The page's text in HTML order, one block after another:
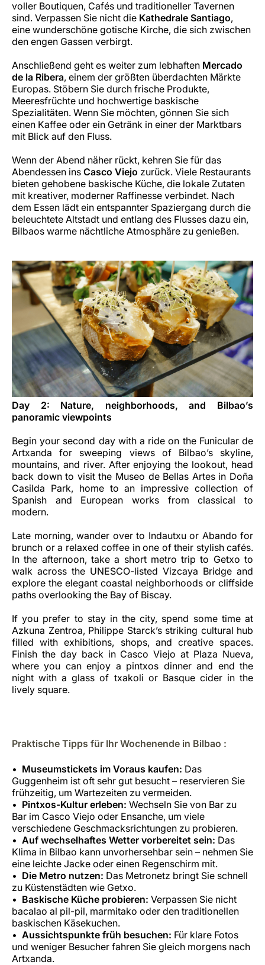
voller Boutiquen, Cafés und traditioneller Tavernen
sind. Verpassen Sie nicht die Kathedrale Santiago,
eine wunderschöne gotische Kirche, die sich zwischen
den engen Gassen verbirgt.
Anschließend geht es weiter zum lebhaften Mercado
de la Ribera, einem der größten überdachten Märkte
Europas. Stöbern Sie durch frische Produkte,
Meeresfrüchte und hochwertige baskische
Spezialitäten. Wenn Sie möchten, gönnen Sie sich
einen Kaffee oder ein Getränk in einer der Marktbars
mit Blick auf den Fluss.
Wenn der Abend näher rückt, kehren Sie für das
Abendessen ins Casco Viejo zurück. Viele Restaurants
bieten gehobene baskische Küche, die lokale Zutaten
mit kreativer, moderner Raffinesse verbindet. Nach
dem Essen lädt ein entspannter Spaziergang durch die
beleuchtete Altstadt und entlang des Flusses dazu ein,
Bilbaos warme nächtliche Atmosphäre zu genießen.
Day 2: Nature, neighborhoods, and Bilbao’s
panoramic viewpoints
Begin your second day with a ride on the Funicular de
Artxanda for sweeping views of Bilbao’s skyline,
mountains, and river. After enjoying the lookout, head
back down to visit the Museo de Bellas Artes in Doña
Casilda Park, home to an impressive collection of
Spanish and European works from classical to
modern.
Late morning, wander over to Indautxu or Abando for
brunch or a relaxed coffee in one of their stylish cafés.
In the afternoon, take a short metro trip to Getxo to
walk across the UNESCO-listed Vizcaya Bridge and
explore the elegant coastal neighborhoods or cliffside
paths overlooking the Bay of Biscay.
If you prefer to stay in the city, spend some time at
Azkuna Zentroa, Philippe Starck’s striking cultural hub
filled with exhibitions, shops, and creative spaces.
Finish the day back in Casco Viejo at Plaza Nueva,
where you can enjoy a pintxos dinner and end the
night with a glass of txakoli or Basque cider in the
lively square.
Praktische Tipps für Ihr Wochenende in Bilbao :
Museums­tickets im Voraus kaufen: Das
Guggenheim ist oft sehr gut besucht – reservieren Sie
frühzeitig, um Wartezeiten zu vermeiden.
Pintxos-Kultur erleben: Wechseln Sie von Bar zu
Bar im Casco Viejo oder Ensanche, um viele
verschiedene Geschmacksrichtungen zu probieren.
Auf wechselhaftes Wetter vorbereitet sein: Das
Klima in Bilbao kann unvorhersehbar sein – nehmen Sie
eine leichte Jacke oder einen Regenschirm mit.
Die Metro nutzen: Das Metronetz bringt Sie schnell
zu Küstenstädten wie Getxo.
Baskische Küche probieren: Verpassen Sie nicht
bacalao al pil-pil, marmitako oder den traditionellen
baskischen Käsekuchen.
Aussichtspunkte früh besuchen: Für klare Fotos
und weniger Besucher fahren Sie gleich morgens nach
Artxanda.